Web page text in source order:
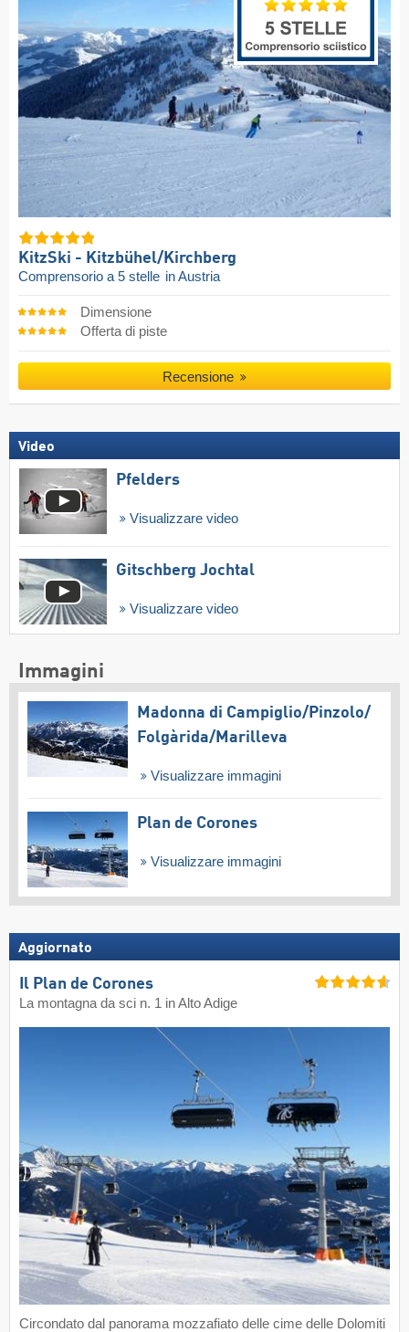
KitzSki - Kitzbühel/​Kirchberg
Comprensorio a 5 stelle in Austria
Dimensione
Offerta di piste
Recensione
Video
Pfelders
Visualizzare video
Gitschberg Jochtal
Visualizzare video
Immagini
Madonna di Campiglio/​Pinzolo/​
Folgàrida/​Marilleva
Visualizzare immagini
Plan de Corones
Visualizzare immagini
Aggiornato
Il Plan de Corones
La montagna da sci n. 1 in Alto Adige
Circondato dal panorama mozzafiato delle cime delle Dolomiti